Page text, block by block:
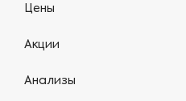
Цены
Акции
Анализы